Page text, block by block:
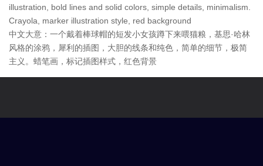
illustration, bold lines and solid colors, simple details, minimalism.
Crayola, marker illustration style, red background
中文大意：一个戴着棒球帽的短发小女孩蹲下来喂猫粮，基思·哈林
风格的涂鸦，犀利的插图，大胆的线条和纯色，简单的细节，极简
主义。蜡笔画，标记插图样式，红色背景